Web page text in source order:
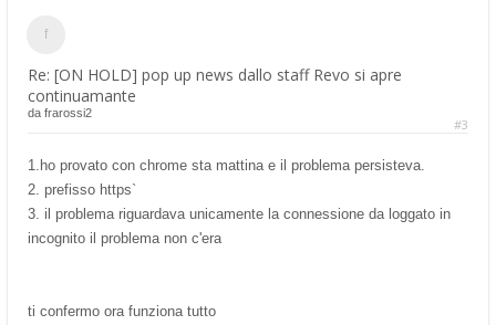
Re: [ON HOLD] pop up news dallo staff Revo si apre
continuamante
#3
da frarossi2
1.ho provato con chrome sta mattina e il problema persisteva.
2. prefisso https`
3. il problema riguardava unicamente la connessione da loggato in
incognito il problema non c'era
ti confermo ora funziona tutto